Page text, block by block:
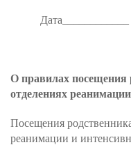
Дата____________
О правилах посещения
отделениях
Посещения
реанимации и